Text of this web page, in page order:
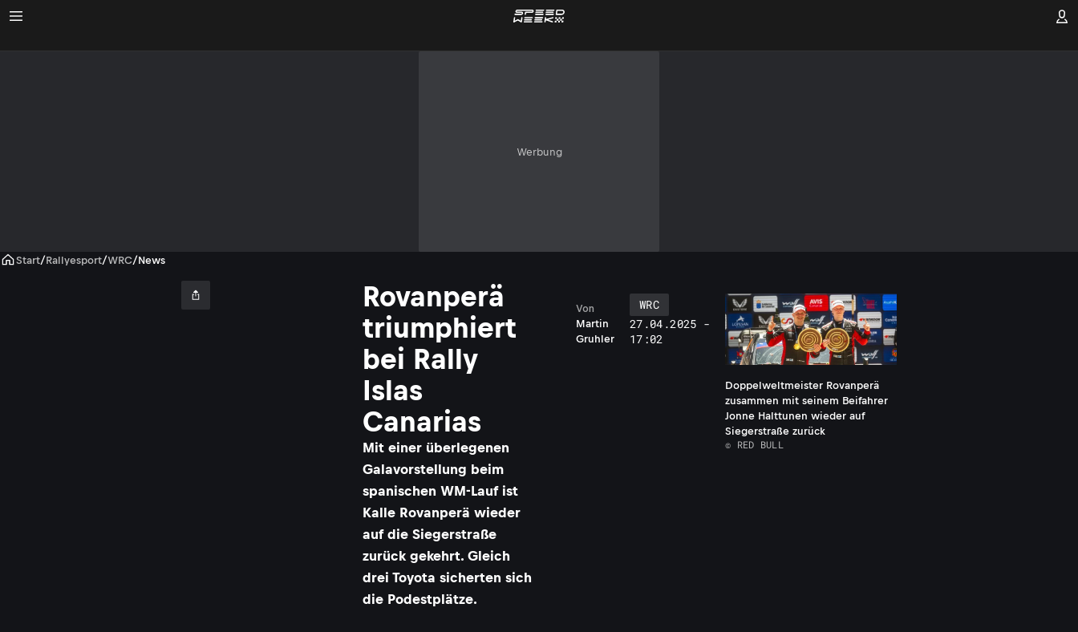
Werbung
Start/Rallyesport/WRC/News
Rovanperä
triumphiert
bei Rally
Islas
Canarias
Mit einer überlegenen
Galavorstellung beim
spanischen WM-Lauf ist
Kalle Rovanperä wieder
auf die Siegerstraße
zurück gekehrt. Gleich
drei Toyota sicherten sich
die Podestplätze.
Martin
Gruhler
Von
WRC
27.04.2025 -
17:02
Doppelweltmeister Rovanperä
zusammen mit seinem Beifahrer
Jonne Halttunen wieder auf
Siegerstraße zurück
© RED BULL